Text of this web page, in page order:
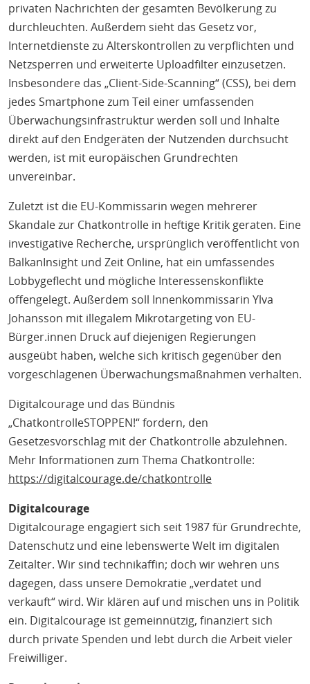
privaten Nachrichten der gesamten Bevölkerung zu
durchleuchten. Außerdem sieht das Gesetz vor,
Internetdienste zu Alterskontrollen zu verpflichten und
Netzsperren und erweiterte Uploadfilter einzusetzen.
Insbesondere das „Client-Side-Scanning“ (CSS), bei dem
jedes Smartphone zum Teil einer umfassenden
Überwachungsinfrastruktur werden soll und Inhalte
direkt auf den Endgeräten der Nutzenden durchsucht
werden, ist mit europäischen Grundrechten
unvereinbar.
Zuletzt ist die EU-Kommissarin wegen mehrerer
Skandale zur Chatkontrolle in heftige Kritik geraten. Eine
investigative Recherche, ursprünglich veröffentlicht von
BalkanInsight und Zeit Online, hat ein umfassendes
Lobbygeflecht und mögliche Interessenskonflikte
offengelegt. Außerdem soll Innenkommissarin Ylva
Johansson mit illegalem Mikrotargeting von EU-
Bürger.innen Druck auf diejenigen Regierungen
ausgeübt haben, welche sich kritisch gegenüber den
vorgeschlagenen Überwachungsmaßnahmen verhalten.
Digitalcourage und das Bündnis
„ChatkontrolleSTOPPEN!“ fordern, den
Gesetzesvorschlag mit der Chatkontrolle abzulehnen.
Mehr Informationen zum Thema Chatkontrolle:
https://digitalcourage.de/chatkontrolle
Digitalcourage
Digitalcourage engagiert sich seit 1987 für Grundrechte,
Datenschutz und eine lebenswerte Welt im digitalen
Zeitalter. Wir sind technikaffin; doch wir wehren uns
dagegen, dass unsere Demokratie „verdatet und
verkauft“ wird. Wir klären auf und mischen uns in Politik
ein. Digitalcourage ist gemeinnützig, finanziert sich
durch private Spenden und lebt durch die Arbeit vieler
Freiwilliger.